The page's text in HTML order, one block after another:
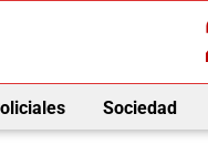
Sociedad